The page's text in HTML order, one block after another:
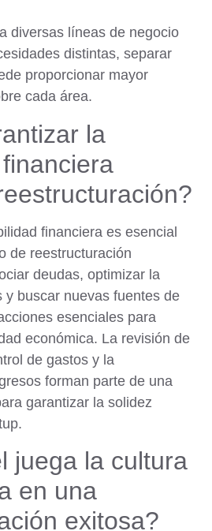
diversas líneas de negocio
distintas, separar
proporcionar mayor
cada área.
la
financiera es esencial
de reestructuración
deudas, optimizar la
y buscar nuevas fuentes de
esenciales para
económica. La revisión de
de gastos y la
forman parte de una
garantizar la solidez
juega la cultura
en una
exitosa?